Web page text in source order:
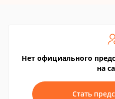
Нет официального
на
Стать